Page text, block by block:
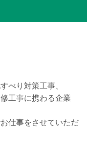
べり対策工事、
工事に携わる企業
仕事をさせていただ